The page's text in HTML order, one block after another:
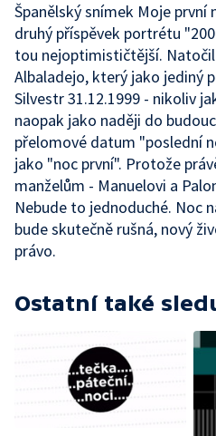
Španělský snímek Moje
druhý příspěvek portrétu
tou nejoptimističtější.
Albaladejo, který jako jediný
Silvestr 31.12.1999 - nikoliv
naopak jako naději do
přelomové datum "poslední
jako "noc první". Protože
manželům - Manuelovi a
Nebude to jednoduché. Noc
bude skutečně rušná, nový
právo.
Ostatní také